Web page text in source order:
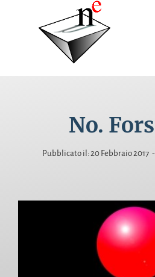
INTERVENTI
PUBBLICAZIONI
No.
Pubblicato il: 20 Febbraio 2017 -